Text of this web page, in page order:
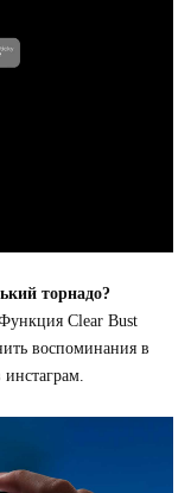
торнадо?
Clear Bust
воспоминания в